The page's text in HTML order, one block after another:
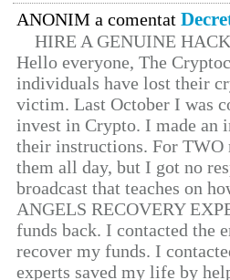
ANONIM a comentat
HIRE A GENUINE
Hello everyone, The
individuals have lost their
victim. Last October I was
invest in Crypto. I made
their instructions. For TWO
them all day, but I got no
broadcast that teaches on
ANGELS RECOVERY
funds back. I contacted the
recover my funds. I
experts saved my life by